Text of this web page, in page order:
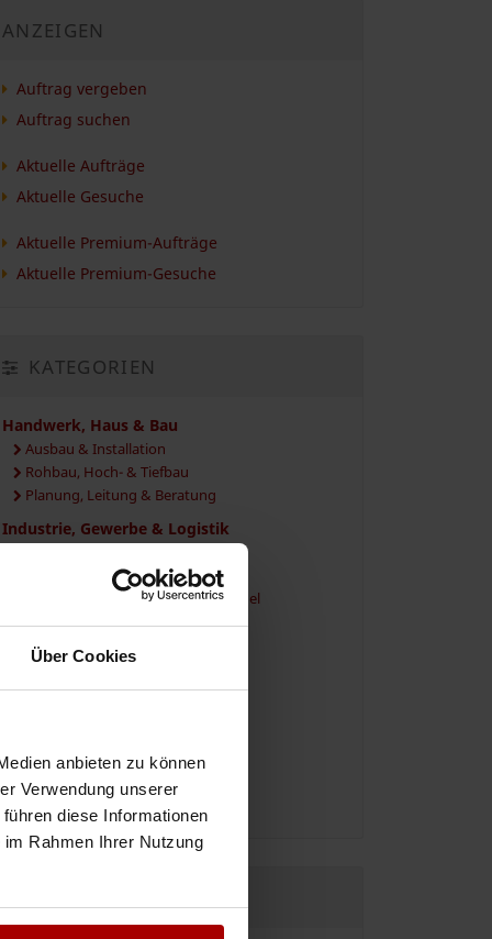
Über Cookies
anbieten zu können
Verwendung unserer
diese Informationen
Rahmen Ihrer Nutzung
ANZEIGEN
Auftrag vergeben
Auftrag suchen
Aktuelle Aufträge
Aktuelle Gesuche
Aktuelle Premium-Aufträge
Aktuelle Premium-Gesuche
KATEGORIEN
Handwerk, Haus & Bau
Ausbau & Installation
Rohbau, Hoch- & Tiefbau
Planung, Leitung & Beratung
Industrie, Gewerbe & Logistik
Industrielles Fachpersonal
Herstellung, Verarbeitung & Handel
Transport, Logistik & Verkehr
Dienstleistungen & Services
Sicherheit, Events & Gastronomie
Vermittlung, Personal & Beratung